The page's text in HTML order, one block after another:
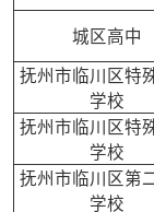
城区高中
抚州市临川区特
学校
抚州市临川区特
学校
抚州市临川区第
学校